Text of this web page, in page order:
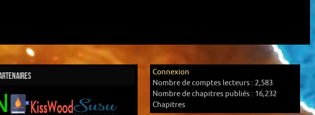
Connexion
Nombre de comptes lecteurs : 2,583
Nombre de chapitres publiés : 16,232
Chapitres